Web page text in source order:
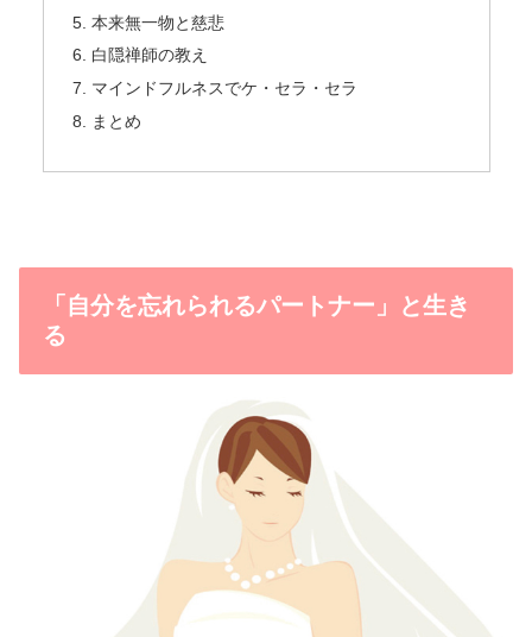
本来無一物と慈悲
白隠禅師の教え
マインドフルネスでケ・セラ・セラ
まとめ
「自分を忘れられるパートナー」と生き
る